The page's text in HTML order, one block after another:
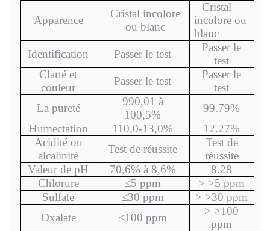
Apparence
Cristal incolore
ou blanc
Cristal
incolore ou
blanc
Identification
Passer le test
Passer le
test
Clarté et
couleur
Passer le test
Passer le
test
La pureté
990,01 à
100,5%
99.79%
Humectation
110,0-13,0%
12.27%
Acidité ou
alcalinité
Test de réussite
Test de
réussite
Valeur de pH
70,6% à 8,6%
8.28
Chlorure
≤5 ppm > >5 ppm
Sulfate
≤30 ppm > >30 ppm
Oxalate
≤100 ppm
> >100
ppm